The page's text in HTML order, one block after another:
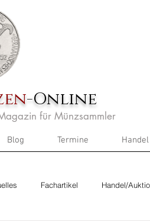
-Online
für Münzsammler
Blog Termine Handel
Fachartikel Handel/